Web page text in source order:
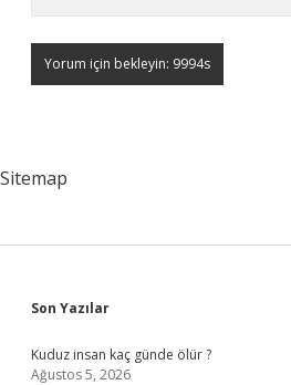
Sitemap
Sidebar
Son Yazılar
Kuduz insan kaç günde ölür ?
Ağustos 5, 2026